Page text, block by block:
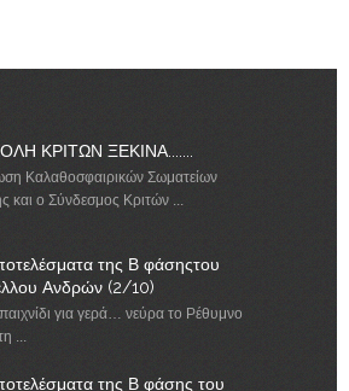
ΚΡΙΤΩΝ ΞΕΚΙΝΑ.......
Καλαθοσφαιρικών Σωματείων
και ο Σύνδεσμος Κριτών ...
της Β φάσηςτου
Ανδρών (2/10)
για γερά… νεύρα το Ρέθυμνο
...
της Β φάσης του